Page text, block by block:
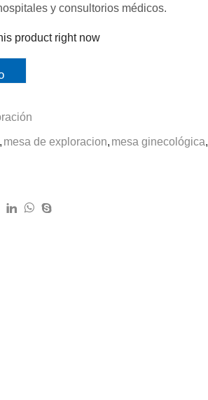
y consultorios médicos.
product right now
, mesa de exploracion, mesa ginecológica,